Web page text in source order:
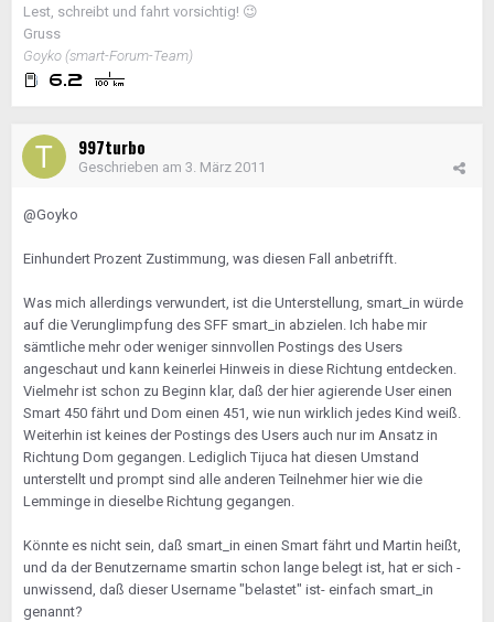
Lest, schreibt und fahrt vorsichtig! 😉
Gruss
Goyko (smart-Forum-Team)
997turbo
Geschrieben am 3. März 2011
@Goyko
Einhundert Prozent Zustimmung, was diesen Fall anbetrifft.
Was mich allerdings verwundert, ist die Unterstellung, smart_in würde
auf die Verunglimpfung des SFF smart_in abzielen. Ich habe mir
sämtliche mehr oder weniger sinnvollen Postings des Users
angeschaut und kann keinerlei Hinweis in diese Richtung entdecken.
Vielmehr ist schon zu Beginn klar, daß der hier agierende User einen
Smart 450 fährt und Dom einen 451, wie nun wirklich jedes Kind weiß.
Weiterhin ist keines der Postings des Users auch nur im Ansatz in
Richtung Dom gegangen. Lediglich Tijuca hat diesen Umstand
unterstellt und prompt sind alle anderen Teilnehmer hier wie die
Lemminge in dieselbe Richtung gegangen.
Könnte es nicht sein, daß smart_in einen Smart fährt und Martin heißt,
und da der Benutzername smartin schon lange belegt ist, hat er sich -
unwissend, daß dieser Username "belastet" ist- einfach smart_in
genannt?